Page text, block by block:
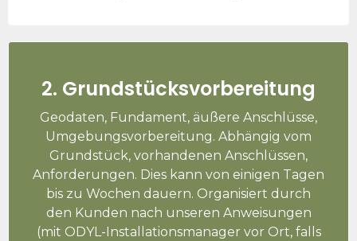
2. Grundstücksvorbereitung
Geodaten, Fundament, äußere Anschlüsse,
Umgebungsvorbereitung. Abhängig vom
Grundstück, vorhandenen Anschlüssen,
Anforderungen. Dies kann von einigen Tagen
bis zu Wochen dauern. Organisiert durch
den Kunden nach unseren Anweisungen
(mit ODYL-Installationsmanager vor Ort, falls